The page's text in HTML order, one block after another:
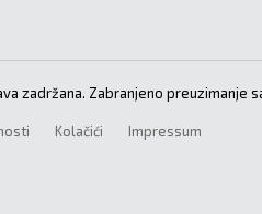
zadržana. Zabranjeno preuzimanje
Kolačići Impressum